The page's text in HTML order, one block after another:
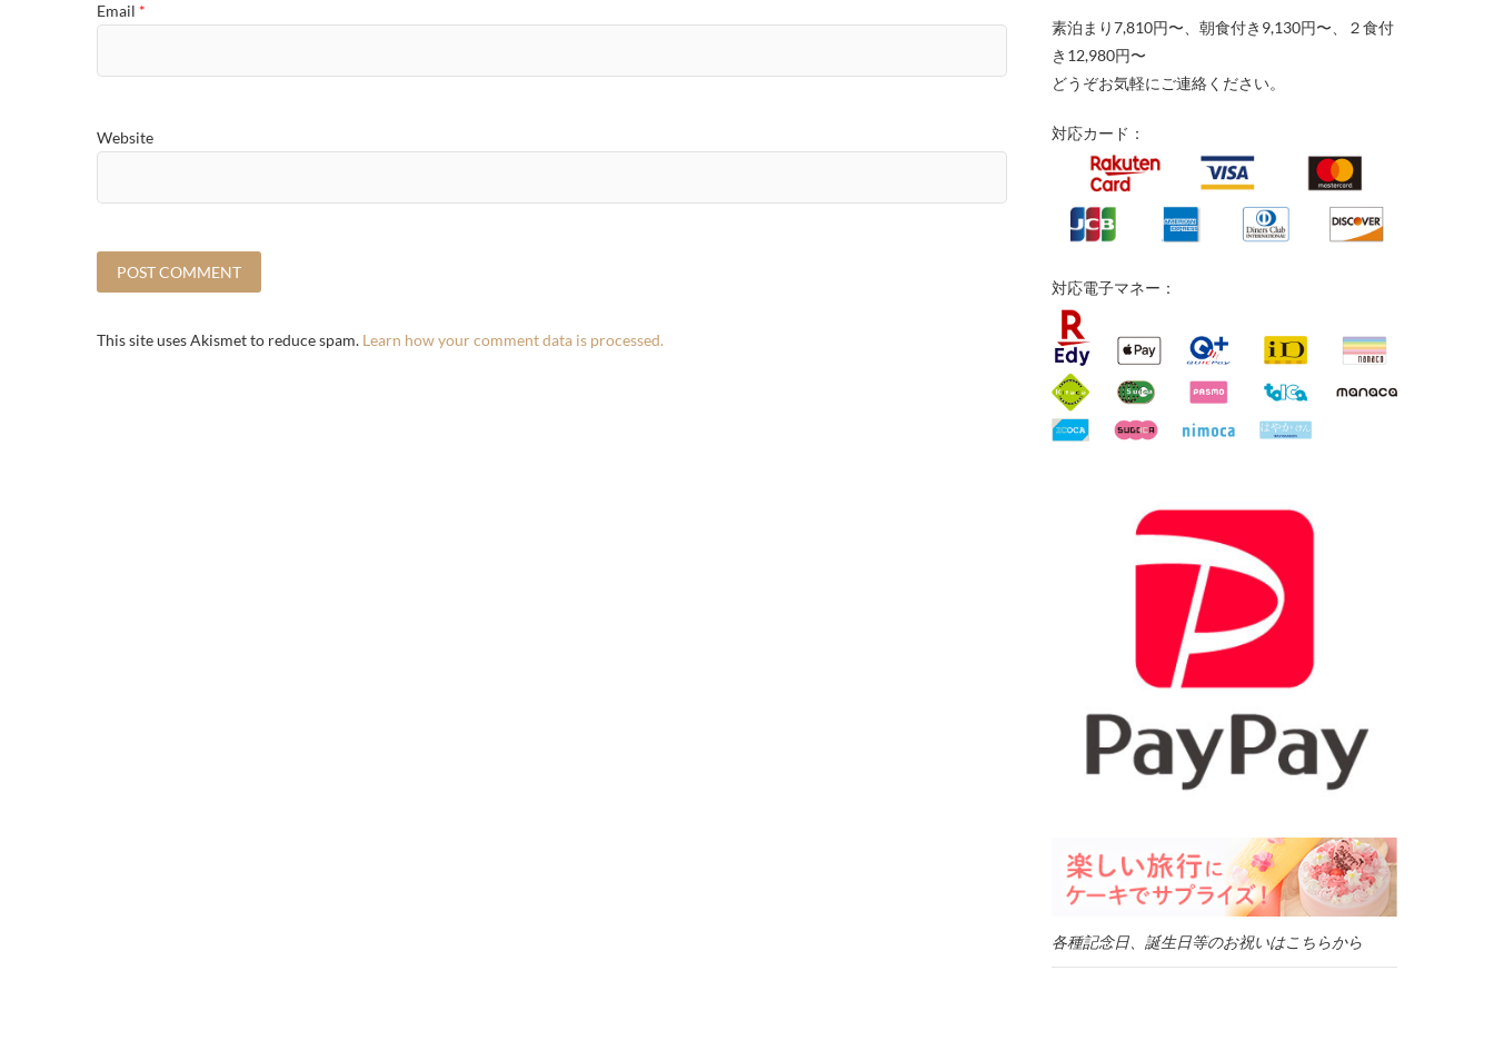
Email *
Website
This site uses Akismet to reduce spam. Learn how your comment data is processed.
素泊まり7,810円〜、朝食付き9,130円〜、２食付
き12,980円〜
どうぞお気軽にご連絡ください。
対応カード：
対応電子マネー：
各種記念日、誕生日等のお祝いはこちらから